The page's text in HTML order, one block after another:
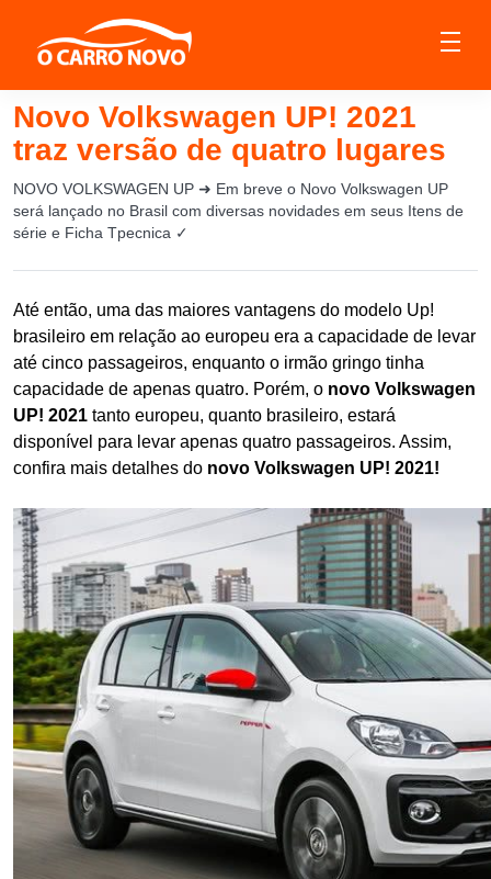
Novo Volkswagen UP! 2021
traz versão de quatro lugares
NOVO VOLKSWAGEN UP ➜ Em breve o Novo Volkswagen UP
será lançado no Brasil com diversas novidades em seus Itens de
série e Ficha Tpecnica ✓
Até então, uma das maiores vantagens do modelo Up!
brasileiro em relação ao europeu era a capacidade de levar
até cinco passageiros, enquanto o irmão gringo tinha
capacidade de apenas quatro. Porém, o novo Volkswagen
UP! 2021 tanto europeu, quanto brasileiro, estará
disponível para levar apenas quatro passageiros. Assim,
confira mais detalhes do novo Volkswagen UP! 2021!